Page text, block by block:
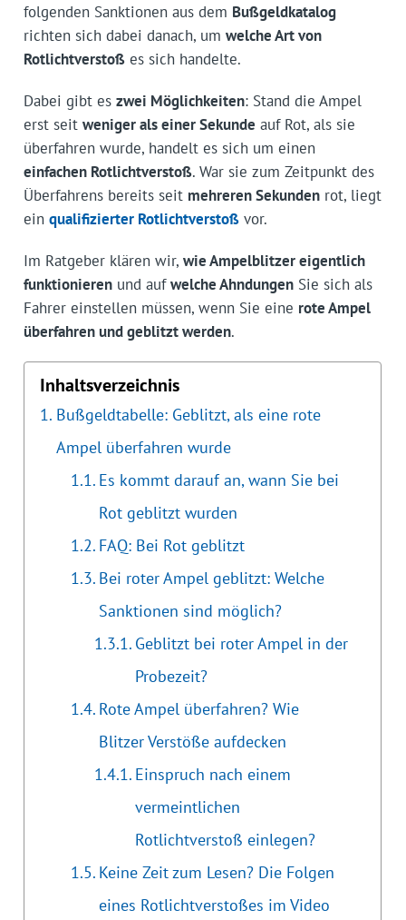
folgenden Sanktionen aus dem Bußgeldkatalog
richten sich dabei danach, um welche Art von
Rotlichtverstoßes sich handelte.
Dabei gibt es zwei Möglichkeiten: Stand die Ampel
erst seit weniger als einer Sekunde auf Rot, als sie
überfahren wurde, handelt es sich um einen
einfachen Rotlichtverstoß. War sie zum Zeitpunkt des
Überfahrens bereits seit mehreren Sekundenrot, liegt
ein qualifizierter Rotlichtverstoßvor.
Im Ratgeber klären wir, wie Ampelblitzer eigentlich
funktionierenund aufwelche AhndungenSie sich als
Fahrer einstellen müssen, wenn Sie eine rote Ampel
überfahren und geblitzt werden.
Inhaltsverzeichnis
Bußgeldtabelle: Geblitzt, als eine rote
Ampel überfahren wurde
Es kommt darauf an, wann Sie bei
Rot geblitzt wurden
FAQ: Bei Rot geblitzt
Bei roter Ampel geblitzt: Welche
Sanktionen sind möglich?
Geblitzt bei roter Ampel in der
Probezeit?
Rote Ampel überfahren? Wie
Blitzer Verstöße aufdecken
Einspruch nach einem
vermeintlichen
Rotlichtverstoß einlegen?
Keine Zeit zum Lesen? Die Folgen
eines Rotlichtverstoßes im Video